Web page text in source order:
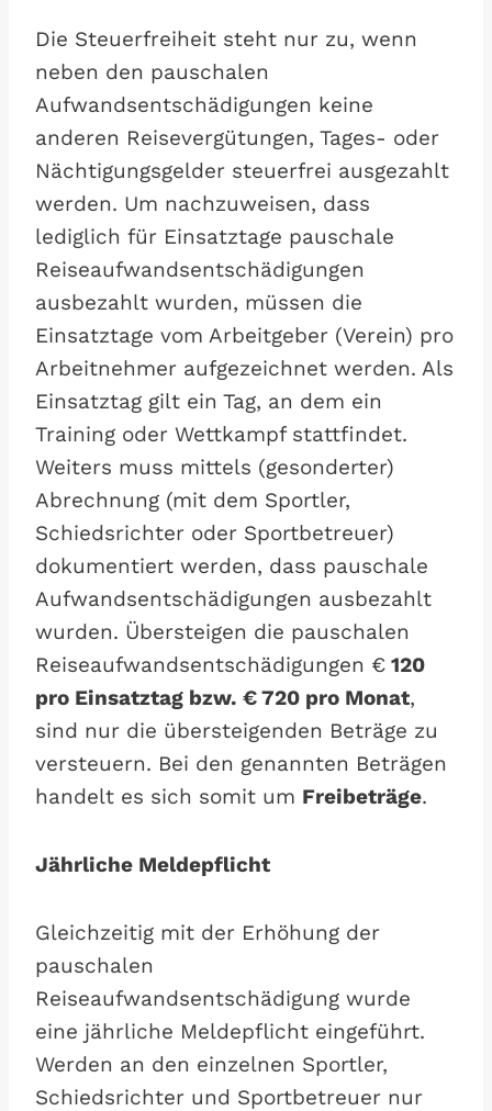
Die Steuerfreiheit steht nur zu, wenn
neben den pauschalen
Aufwandsentschädigungen keine
anderen Reisevergütungen, Tages- oder
Nächtigungsgelder steuerfrei ausgezahlt
werden. Um nachzuweisen, dass
lediglich für Einsatztage pauschale
Reiseaufwandsentschädigungen
ausbezahlt wurden, müssen die
Einsatztage vom Arbeitgeber (Verein) pro
Arbeitnehmer aufgezeichnet werden. Als
Einsatztag gilt ein Tag, an dem ein
Training oder Wettkampf stattfindet.
Weiters muss mittels (gesonderter)
Abrechnung (mit dem Sportler,
Schiedsrichter oder Sportbetreuer)
dokumentiert werden, dass pauschale
Aufwandsentschädigungen ausbezahlt
wurden. Übersteigen die pauschalen
Reiseaufwandsentschädigungen € 120
pro Einsatztag bzw. € 720 pro Monat,
sind nur die übersteigenden Beträge zu
versteuern. Bei den genannten Beträgen
handelt es sich somit um Freibeträge.
Jährliche Meldepflicht
Gleichzeitig mit der Erhöhung der
pauschalen
Reiseaufwandsentschädigung wurde
eine jährliche Meldepflicht eingeführt.
Werden an den einzelnen Sportler,
Schiedsrichter und Sportbetreuer nur